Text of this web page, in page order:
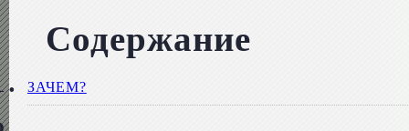
Содержание
ЗАЧЕМ?